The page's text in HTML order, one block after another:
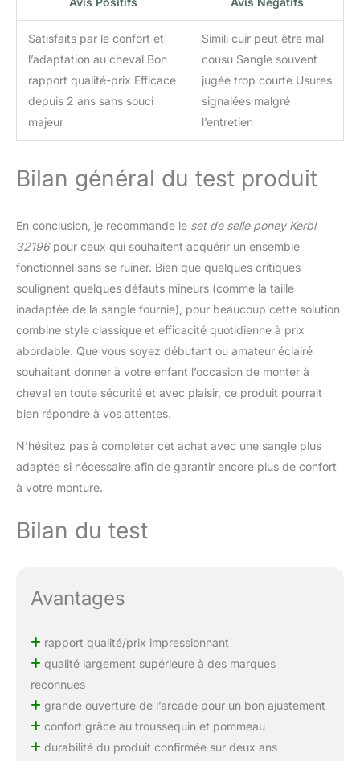
Satisfaits par le confort et
l’adaptation au cheval Bon
rapport qualité-prix Efficace
depuis 2 ans sans souci
majeur
Simili cuir peut être mal
cousu Sangle souvent
jugée trop courte Usures
signalées malgré
l’entretien
Bilan général du test produit
En conclusion, je recommande le set de selle poney Kerbl
32196pour ceux qui souhaitent acquérir un ensemble
fonctionnel sans se ruiner. Bien que quelques critiques
soulignent quelques défauts mineurs (comme la taille
inadaptée de la sangle fournie), pour beaucoup cette solution
combine style classique et efficacité quotidienne à prix
abordable. Que vous soyez débutant ou amateur éclairé
souhaitant donner à votre enfant l’occasion de monter à
cheval en toute sécurité et avec plaisir, ce produit pourrait
bien répondre à vos attentes.
N’hésitez pas à compléter cet achat avec une sangle plus
adaptée si nécessaire afin de garantir encore plus de confort
à votre monture.
Bilan du test
Avantages
rapport qualité/prix impressionnant
qualité largement supérieure à des marques
reconnues
grande ouverture de l’arcade pour un bon ajustement
confort grâce au troussequin et pommeau
durabilité du produit confirmée sur deux ans